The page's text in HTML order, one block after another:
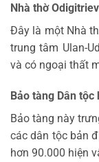
Nhà thờ
Đây là một Nhà
trung tâm Ulan-
và có ngoại thất
Bảo tàng Dân
Bảo tàng này
các dân tộc bản
hơn 90.000 hiện